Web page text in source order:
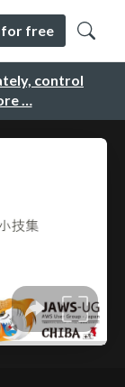
control
…
for free